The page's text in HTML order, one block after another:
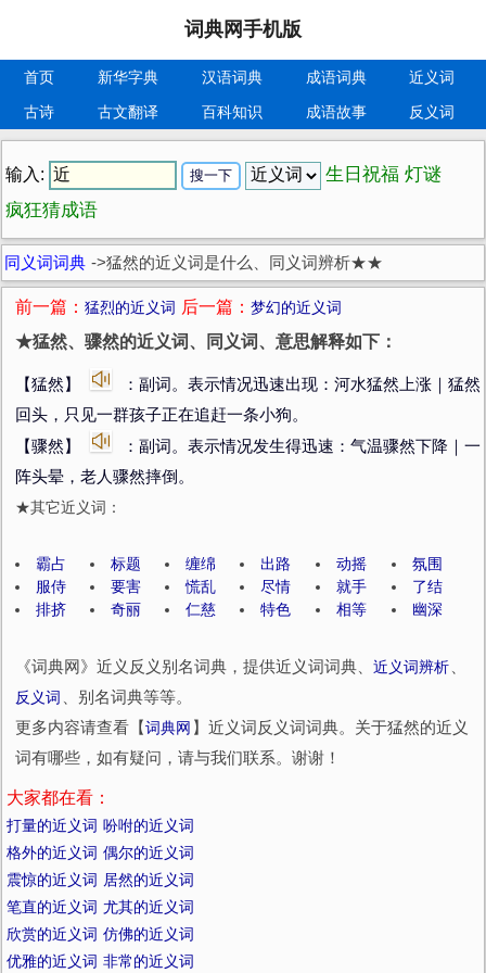
词典网手机版
首页 新华字典 汉语词典 成语词典
近义词
古诗
古文翻译 百科知识 成语故事 反义词
输入: 生日祝福 灯谜
疯狂猜成语
同义词词典 ->猛然的近义词是什么、同义词辨析★★
前一篇： 猛烈的近义词 后一篇： 梦幻的近义词
★猛然、骤然的近义词、同义词、意思解释如下：
【猛然】
：副词。表示情况迅速出现：河水猛然上涨｜猛然
回头，只见一群孩子正在追赶一条小狗。
【骤然】
：副词。表示情况发生得迅速：气温骤然下降｜一
阵头晕，老人骤然摔倒。
★其它近义词：
霸占 标题 缠绵 出路 动摇
氛围
服侍
要害 慌乱 尽情 就手
了结
排挤
奇丽 仁慈 特色 相等 幽深
《词典网》近义反义别名词典，提供近义词词典、 近义词辨析
反义词
、别名词典等等。
更多内容请查看【词典网 】近义词反义词词典。关于猛然的近义
词有哪些，如有疑问，请与我们联系。谢谢！
大家都在看：
打量的近义词 吩咐的近义词
格外的近义词 偶尔的近义词
震惊的近义词 居然的近义词
笔直的近义词 尤其的近义词
欣赏的近义词 仿佛的近义词
优雅的近义词 非常的近义词